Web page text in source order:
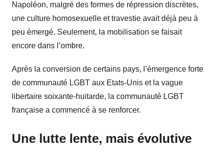
Napoléon, malgré des formes de répression discrètes,
une culture homosexuelle et travestie avait déjà peu à
peu émergé. Seulement, la mobilisation se faisait
encore dans l’ombre.
Après la conversion de certains pays, l’émergence forte
de communauté LGBT aux Etats-Unis et la vague
libertaire soixante-huitarde, la communauté LGBT
française a commencé à se renforcer.
Une lutte lente, mais évolutive